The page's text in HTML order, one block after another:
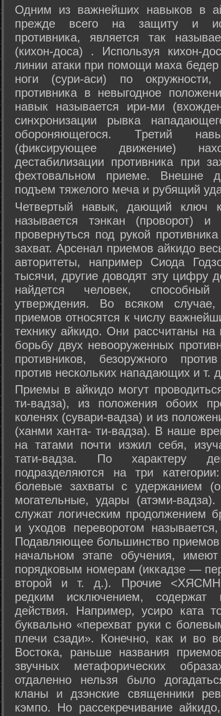
Одним из важнейших навыков в
прежде всего на защиту и
противника, является так
(кихон-доса) . Используя кихон-
линии атаки при помощи маха
ноги (сури-аси) по
противника в невыгодное
навык называется ири-ми
синхронизации рывка
обороняющегося. Третий
(фиксирующее движение)
дестабилизации противника при
фехтовальном приеме. Внешне
подъем тяжелого меча и рубящий
Четвертый навык, дающий ключ
называется тэнкан (проворот)
провернуться под рукой
захват. Арсенал приемов айкидо
авторитеты, например Сиода
тысячи, другие доводят эту цифру
найдется человек,
утверждения. Во всяком
приемов относятся к числу
технику айкидо. Они рассчитаны
борьбу двух невооруженных
противников, безоружного
против нескольких нападающих и т.
Приемы в айкидо могут
ти-вадза), из положения обоих
коленях (сувари-вадза) и из
(ханми ханта- ти-вадза). В наше
на татами почти изжил себя,
тати-вадза. По характеру
подразделяются на три
болевые захваты с удержанием
могательные, удары (атэми-
служат логическим продолжением
и уходов переворотом
Подавляющее большинство
начальном этапе обучения,
порядковым номерам (иккадзе —
второй и т. д.). Прочие
редким исключением, содержат
действия. Например, усиро ката
буквально «перехват руки с
плечи сзади». Конечно, как и во
Востока, раньше названия
звучных метафорических
отдаленно нельзя было
кланы и дзэнские священники
кэмпо. Но рассекречивание